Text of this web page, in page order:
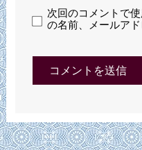
次回のコメントで
の名前、メールアド